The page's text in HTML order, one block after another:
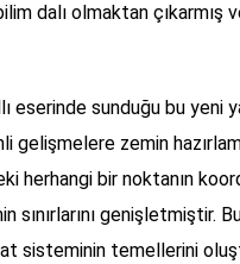
dalı olmaktan
eserinde sunduğu bu yeni
gelişmelere zemin
herhangi bir noktanın
genişletmiştir.
sisteminin temellerini